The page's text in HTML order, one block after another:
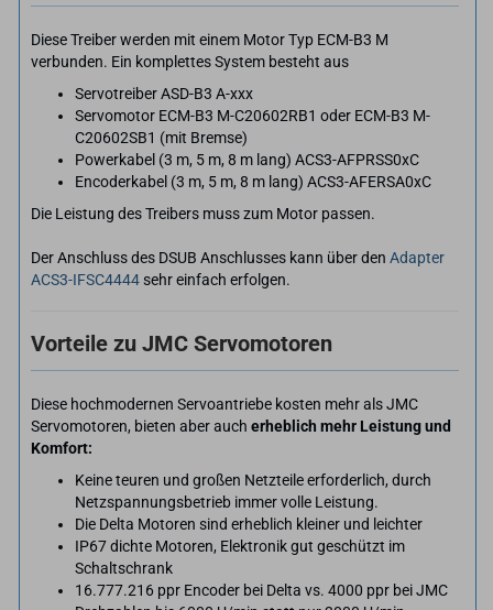
Diese Treiber werden mit einem Motor Typ ECM-B3 M
verbunden. Ein komplettes System besteht aus
Servotreiber ASD-B3 A-xxx
Servomotor ECM-B3 M-C20602RB1 oder ECM-B3 M-
C20602SB1 (mit Bremse)
Powerkabel (3 m, 5 m, 8 m lang) ACS3-AFPRSS0xC
Encoderkabel (3 m, 5 m, 8 m lang) ACS3-AFERSA0xC
Die Leistung des Treibers muss zum Motor passen.
Der Anschluss des DSUB Anschlusses kann über den Adapter
ACS3-IFSC4444 sehr einfach erfolgen.
Vorteile zu JMC Servomotoren
Diese hochmodernen Servoantriebe kosten mehr als JMC
Servomotoren, bieten aber auch erheblich mehr Leistung und
Komfort:
Keine teuren und großen Netzteile erforderlich, durch
Netzspannungsbetrieb immer volle Leistung.
Die Delta Motoren sind erheblich kleiner und leichter
IP67 dichte Motoren, Elektronik gut geschützt im
Schaltschrank
16.777.216 ppr Encoder bei Delta vs. 4000 ppr bei JMC